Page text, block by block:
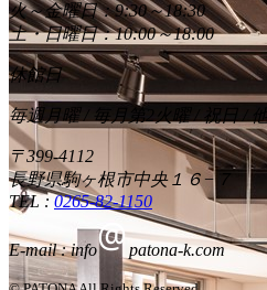
火～金曜日：9:30～18:30
土・日曜日：10:00～18:00
休館日
毎週月曜 / 毎月第2火曜 / 祝日 / 他
〒399-4112
長野県駒ヶ根市中央１６−７
TEL : 0265-82-1150
E-mail : info patona-k.com